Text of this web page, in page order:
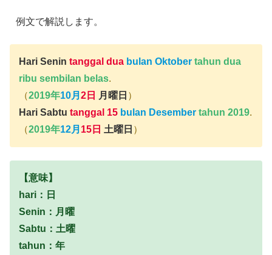
例文で解説します。
Hari Senin tanggal dua bulan Oktober tahun dua
ribu sembilan belas.
（2019年10月 2日 月曜日 ）
Hari Sabtu tanggal 15 bulan Desember tahun 2019.
（2019年12月 15日 土曜日 ）
【意味】
hari：日
Senin：月曜
Sabtu：土曜
tahun：年